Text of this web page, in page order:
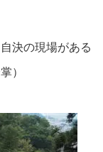
決の現場がある
）